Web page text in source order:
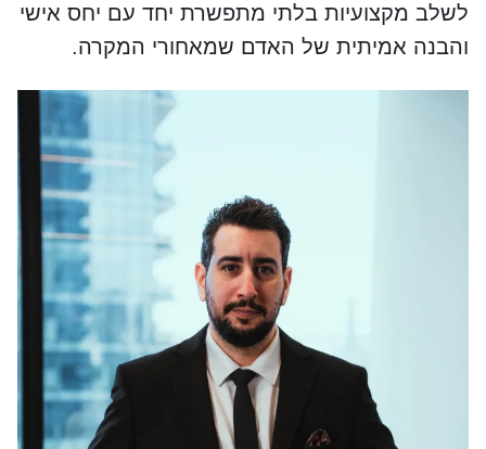
לשלב מקצועיות בלתי מתפשרת יחד עם יחס אישי
והבנה אמיתית של האדם שמאחורי המקרה.